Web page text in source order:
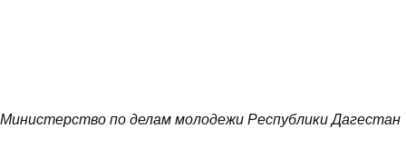
Министерство по делам молодежи Республики Дагестан